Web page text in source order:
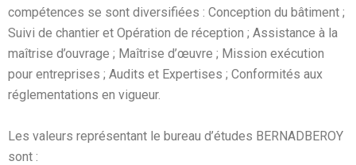
compétences se sont diversifiées : Conception du bâtiment ;
Suivi de chantier et Opération de réception ; Assistance à la
maîtrise d’ouvrage ; Maîtrise d’œuvre ; Mission exécution
pour entreprises ; Audits et Expertises ; Conformités aux
réglementations en vigueur.
Les valeurs représentant le bureau d’études BERNADBEROY
sont :